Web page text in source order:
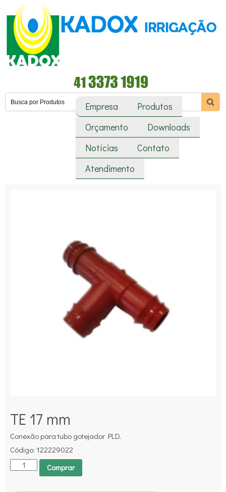
Empresa
Produtos
Orçamento
Downloads
Notícias
Contato
Atendimento
TE 17 mm
Conexão para tubo gotejador PLD.
Código: 122229022
Comprar